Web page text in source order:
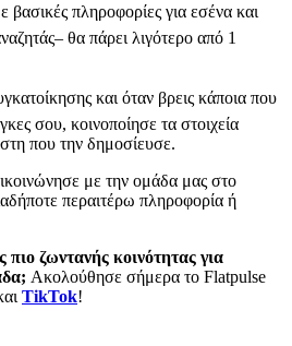
βασικές πληροφορίες για εσένα και
θα πάρει λιγότερο από 1
και όταν βρεις κάποια που
σου, κοινοποίησε τα στοιχεία
που την δημοσίευσε.
με την ομάδα μας στο
περαιτέρω πληροφορία ή
πιο ζωντανής κοινότητας για
Aκολούθησε σήμερα το Flatpulse
TikTok!